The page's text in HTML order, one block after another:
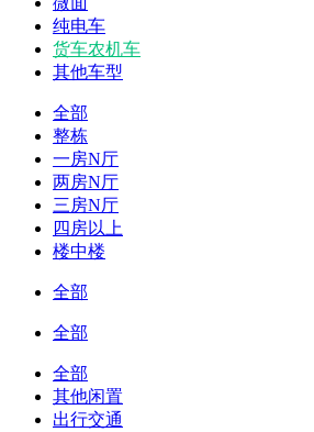
纯电车
货车农机车
其他车型
全部
整栋
一房N厅
两房N厅
三房N厅
四房以上
楼中楼
全部
全部
全部
其他闲置
出行交通